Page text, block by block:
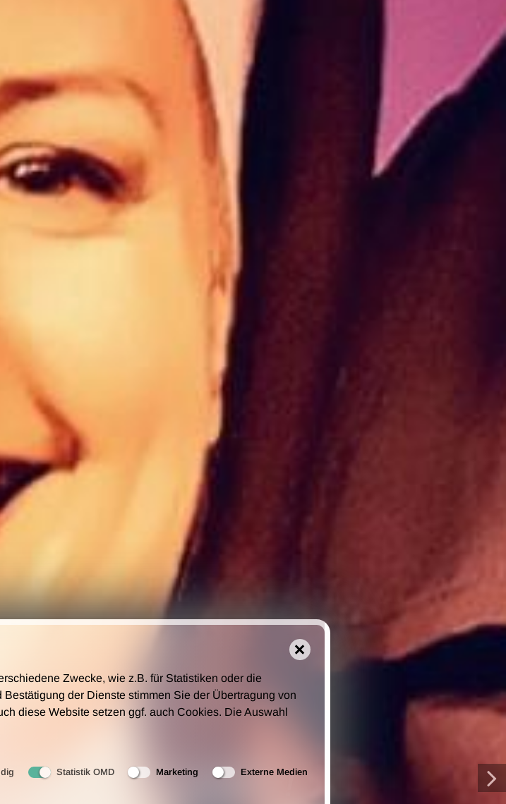
DABEI”!
Zwecke, wie z.B. für Statistiken oder die
der Dienste stimmen Sie der Übertragung von
diese Website setzen ggf. auch Cookies. Die Auswahl
Statistik OMD Marketing Externe Medien